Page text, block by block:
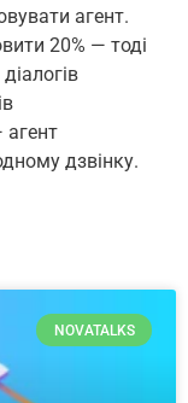
агент.
20% — тоді
агент
дзвінку.
NOVATALKS